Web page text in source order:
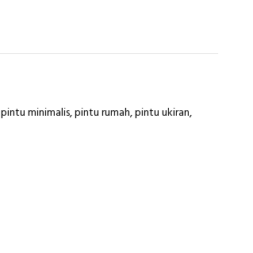
pintu minimalis,pintu rumah,pintu ukiran,